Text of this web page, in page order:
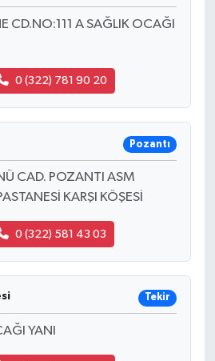
CD.NO:111 A SAĞLIK OCAĞI
0 (322) 781 90 20
Pozantı
CAD. POZANTI ASM
KARŞI KÖŞESİ
0 (322) 581 43 03
Tekir
YANI